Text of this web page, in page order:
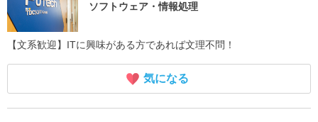
ソフトウェア・情報処理
【文系歓迎】ITに興味がある方であれば文理不問！
気になる